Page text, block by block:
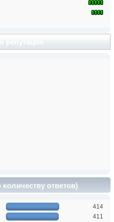
ответов)
414
411